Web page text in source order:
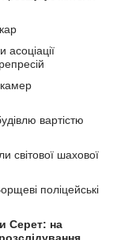
асоціації
камер
вартістю
світової шахової
поліцейські
Серет: на